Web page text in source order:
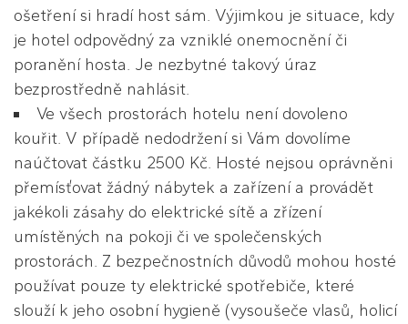
ošetření si hradí host sám. Výjimkou je situace, kdy
je hotel odpovědný za vzniklé onemocnění či
poranění hosta. Je nezbytné takový úraz
bezprostředně nahlásit.
Ve všech prostorách hotelu není dovoleno
kouřit. V případě nedodržení si Vám dovolíme
naúčtovat částku 2500 Kč. Hosté nejsou oprávněni
přemísťovat žádný nábytek a zařízení a provádět
jakékoli zásahy do elektrické sítě a zřízení
umístěných na pokoji či ve společenských
prostorách. Z bezpečnostních důvodů mohou hosté
používat pouze ty elektrické spotřebiče, které
slouží k jeho osobní hygieně (vysoušeče vlasů, holicí